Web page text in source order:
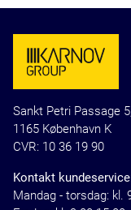
Sankt Petri Passage
1165 København K
CVR: 10 36 19 90
Kontakt
Mandag - torsdag: kl.